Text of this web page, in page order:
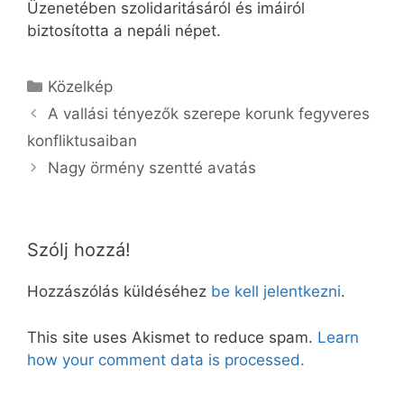
Üzenetében szolidaritásáról és imáiról
biztosította a nepáli népet.
Kategória
Közelkép
A vallási tényezők szerepe korunk fegyveres
konfliktusaiban
Nagy örmény szentté avatás
Szólj hozzá!
Hozzászólás küldéséhez be kell jelentkezni.
This site uses Akismet to reduce spam. Learn
how your comment data is processed.